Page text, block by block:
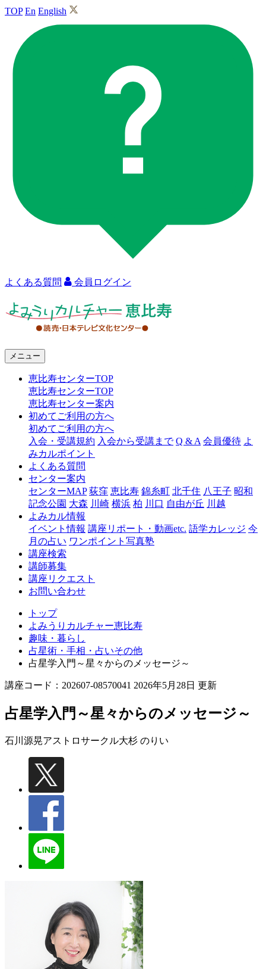
TOP En English
よくある質問 会員ログイン
ャ
比
メニュー
恵比寿センターTOP
恵比寿センターTOP
恵比寿センター案内
初めてご利用の方へ
初めてご利用の方へ
入会・受講規約 入会から受講まで Q & A 会員優待 よ
みカルポイント
よくある質問
センター案内
センターMAP 荻窪 恵比寿 錦糸町 北千住 八王子 昭和
記念公園 大森 川崎 横浜 柏 川口 自由が丘 川越
よみカル情報
イベント情報 講座リポート・動画etc. 語学カレッジ 今
月の占い ワンポイント写真塾
講座検索
講師募集
講座リクエスト
お問い合わせ
トップ
よみうりカルチャー恵比寿
趣味・暮らし
占星術・手相・占いその他
占星学入門～星々からのメッセージ～
講座コード：202607-08570041 2026年5月28日 更新
占星学入門～星々からのメッセージ～
石川源晃アストロサークル大杉 のりい